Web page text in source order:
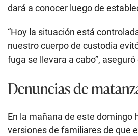
dará a conocer luego de
“Hoy la situación está
nuestro cuerpo de custodia
fuga se llevara a cabo”,
Denuncias de
En la mañana de este domingo
versiones de familiares de que